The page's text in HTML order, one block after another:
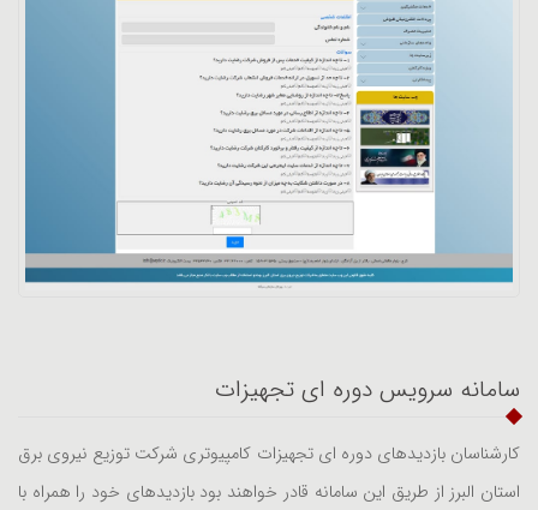
سامانه سرویس دوره ای تجهیزات
کارشناسان بازدیدهای دوره ای تجهیزات کامپیوتری شرکت توزیع نیروی برق
استان البرز از طریق این سامانه قادر خواهند بود بازدیدهای خود را همراه با